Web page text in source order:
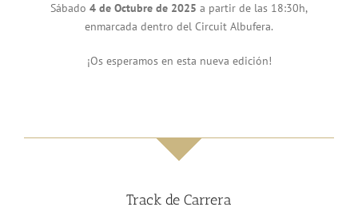
Sábado 4 de Octubre de 2025 a partir de las 18:30h,
enmarcada dentro del Circuit Albufera.
¡Os esperamos en esta nueva edición!
Track de Carrera